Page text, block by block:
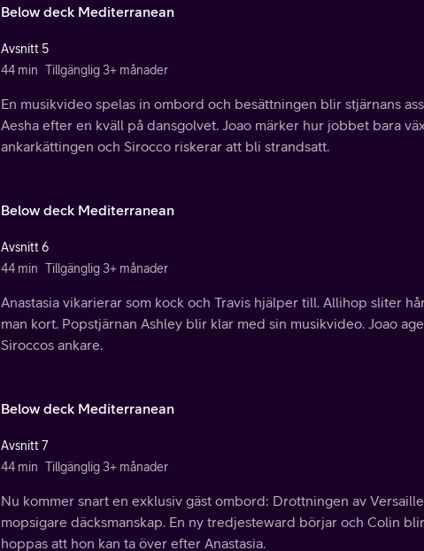
Below deck Mediterranean
Avsnitt 5
44 min Tillgänglig 3+ månader
En musikvideo spelas in ombord och besättningen blir stjärnans
Aesha efter en kväll på dansgolvet. Joao märker hur jobbet bara
ankarkättingen och Sirocco riskerar att bli strandsatt.
Below deck Mediterranean
Avsnitt 6
44 min Tillgänglig 3+ månader
Anastasia vikarierar som kock och Travis hjälper till. Allihop sliter
man kort. Popstjärnan Ashley blir klar med sin musikvideo. Joao
Siroccos ankare.
Below deck Mediterranean
Avsnitt 7
44 min Tillgänglig 3+ månader
Nu kommer snart en exklusiv gäst ombord: Drottningen av
mopsigare däcksmanskap. En ny tredjesteward börjar och Colin
hoppas att hon kan ta över efter Anastasia.